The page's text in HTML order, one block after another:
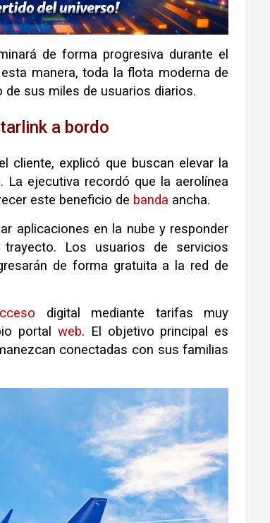
de forma progresiva durante el
manera, toda la flota moderna de
sus miles de usuarios diarios.
a bordo
cliente, explicó que buscan elevar la
La ejecutiva recordó que la aerolínea
este beneficio de banda ancha.
aplicaciones en la nube y responder
Los usuarios de servicios
de forma gratuita a la red de
digital mediante tarifas muy
portal web. El objetivo principal es
conectadas con sus familias